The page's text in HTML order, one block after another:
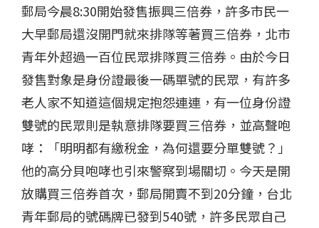
郵局今晨8:30開始發售振興三倍券，許多市民一
大早郵局還沒開門就來排隊等著買三倍券，北市
青年外超過一百位民眾排隊買三倍券。由於今日
發售對象是身份證最後一碼單號的民眾，有許多
老人家不知道這個規定抱怨連連，有一位身份證
雙號的民眾則是執意排隊要買三倍券，並高聲咆
哮：「明明都有繳稅金，為何還要分單雙號？」
他的高分貝咆哮也引來警察到場關切。今天是開
放購買三倍券首次，郵局開賣不到20分鐘，台北
青年郵局的號碼牌已發到540號，許多民眾自己